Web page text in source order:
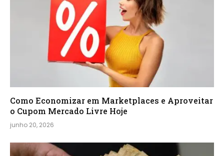
Como Economizar em Marketplaces e Aproveitar
o Cupom Mercado Livre Hoje
junho 20, 2026